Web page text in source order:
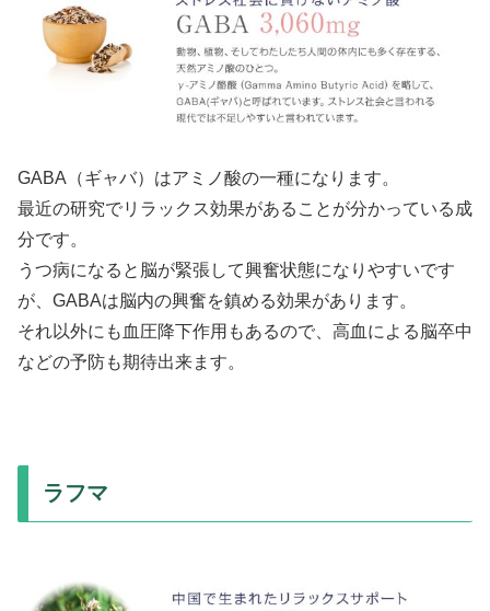
GABA（ギャバ）はアミノ酸の一種になります。
最近の研究でリラックス効果があることが分かっている成
分です。
うつ病になると脳が緊張して興奮状態になりやすいです
が、GABAは脳内の興奮を鎮める効果があります。
それ以外にも血圧降下作用もあるので、高血による脳卒中
などの予防も期待出来ます。
ラフマ